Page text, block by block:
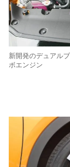
新開発のデュアル
ボエンジン